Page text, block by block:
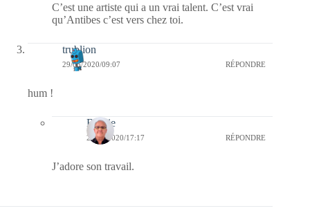
C’est une artiste qui a un vrai talent. C’est vrai
qu’Antibes c’est vers chez toi.
trublion
29/05/2020/09:07 RÉPONDRE
hum !
Bernie
29/05/2020/17:17 RÉPONDRE
J’adore son travail.